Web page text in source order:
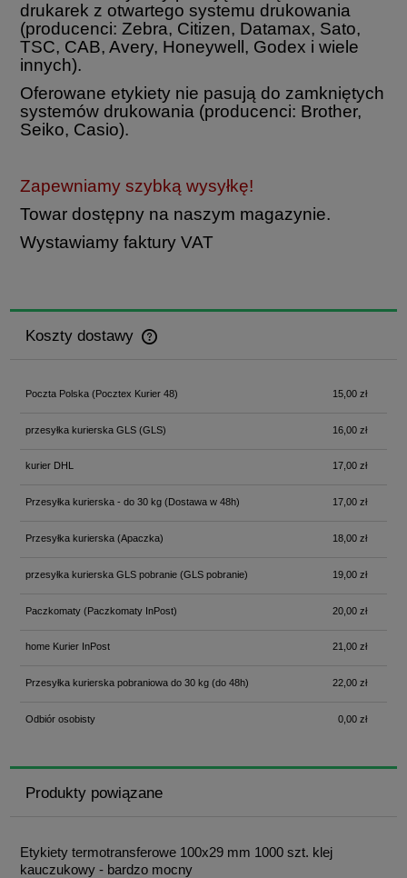
drukarek z otwartego systemu drukowania
(producenci: Zebra, Citizen, Datamax, Sato,
TSC, CAB, Avery, Honeywell, Godex i wiele
innych).
Oferowane etykiety nie pasują do zamkniętych
systemów drukowania (producenci: Brother,
Seiko, Casio).
Zapewniamy szybką wysyłkę!
Towar dostępny na naszym magazynie.
Wystawiamy faktury VAT
Koszty dostawy
Cena nie zawiera ewentualnych kosztów płatności
Poczta Polska(Pocztex Kurier 48) 15,00 zł
przesyłka kurierska GLS(GLS) 16,00 zł
kurier DHL 17,00 zł
Przesyłka kurierska - do 30 kg(Dostawa w 48h) 17,00 zł
Przesyłka kurierska (Apaczka) 18,00 zł
przesyłka kurierska GLS pobranie(GLS pobranie) 19,00 zł
Paczkomaty(Paczkomaty InPost) 20,00 zł
home Kurier InPost 21,00 zł
Przesyłka kurierska pobraniowa do 30 kg(do 48h) 22,00 zł
Odbiór osobisty 0,00 zł
Produkty powiązane
Etykiety termotransferowe 100x29 mm 1000 szt. klej
kauczukowy - bardzo mocny